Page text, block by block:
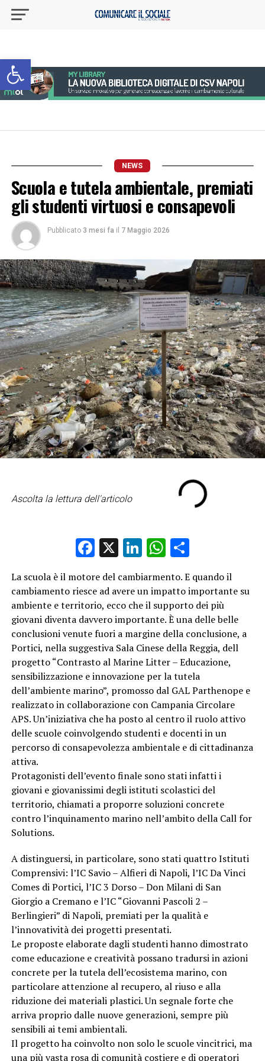
Apri la barra degli strumenti
NEWS
Scuola e tutela ambientale, premiati
gli studenti virtuosi e consapevoli
Pubblicato 3 mesi fa il 7 Maggio 2026
Ascolta la lettura dell'articolo
Facebook
X LinkedIn
WhatsApp
Condividi
La scuola è il motore del cambiarmento. E quando il
cambiamento riesce ad avere un impatto importante su
ambiente e territorio, ecco che il supporto dei più
giovani diventa davvero importante. È una delle belle
conclusioni venute fuori a margine della conclusione, a
Portici, nella suggestiva Sala Cinese della Reggia, dell
progetto “Contrasto al Marine Litter – Educazione,
sensibilizzazione e innovazione per la tutela
dell’ambiente marino”, promosso dal GAL Parthenope e
realizzato in collaborazione con Campania Circolare
APS. Un’iniziativa che ha posto al centro il ruolo attivo
delle scuole coinvolgendo studenti e docenti in un
percorso di consapevolezza ambientale e di cittadinanza
attiva.
Protagonisti dell’evento finale sono stati infatti i
giovani e giovanissimi degli istituti scolastici del
territorio, chiamati a proporre soluzioni concrete
contro l’inquinamento marino nell’ambito della Call for
Solutions.
A distinguersi, in particolare, sono stati quattro Istituti
Comprensivi: l’IC Savio – Alfieri di Napoli, l’IC Da Vinci
Comes di Portici, l’IC 3 Dorso – Don Milani di San
Giorgio a Cremano e l’IC “Giovanni Pascoli 2 –
Berlingieri” di Napoli, premiati per la qualità e
l’innovatività dei progetti presentati.
Le proposte elaborate dagli studenti hanno dimostrato
come educazione e creatività possano tradursi in azioni
concrete per la tutela dell’ecosistema marino, con
particolare attenzione al recupero, al riuso e alla
riduzione dei materiali plastici. Un segnale forte che
arriva proprio dalle nuove generazioni, sempre più
sensibili ai temi ambientali.
Il progetto ha coinvolto non solo le scuole vincitrici, ma
una più vasta rosa di comunità costiere e di operatori